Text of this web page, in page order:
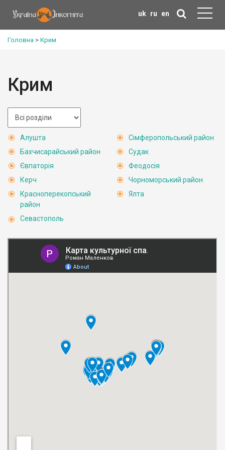
uk ru en
Головна > Крим
Крим
Алушта
Бахчисарайський район
Євпаторія
Керч
Красноперекопський
район
Севастополь
Сімферопольський район
Судак
Феодосія
Чорноморський район
Ялта